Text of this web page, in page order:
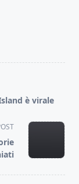
è virale